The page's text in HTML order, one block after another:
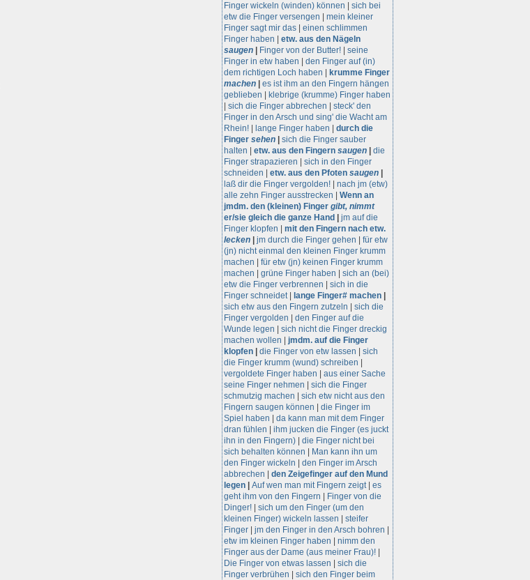
Finger wickeln (winden) können
sich bei
etw die Finger versengen
mein kleiner
Finger sagt mir das
einen schlimmen
Finger haben
etw. aus den Nägeln
saugen
Finger von der Butter!
seine
Finger in etw haben
den Finger auf (in)
dem richtigen Loch haben
krumme Finger
machen
es ist ihm an den Fingern hängen
geblieben
klebrige (krumme) Finger haben
sich die Finger abbrechen
steck' den
Finger in den Arsch und sing' die Wacht am
Rhein!
lange Finger haben
durch die
Finger sehen
sich die Finger sauber
halten
etw. aus den Fingern saugen
die
Finger strapazieren
sich in den Finger
schneiden
etw. aus den Pfoten saugen
laß dir die Finger vergolden!
nach jm (etw)
alle zehn Finger ausstrecken
Wenn an
jmdm. den (kleinen) Finger gibt, nimmt
er/sie gleich die ganze Hand
jm auf die
Finger klopfen
mit den Fingern nach etw.
lecken
jm durch die Finger gehen
für etw
(jn) nicht einmal den kleinen Finger krumm
machen
für etw (jn) keinen Finger krumm
machen
grüne Finger haben
sich an (bei)
etw die Finger verbrennen
sich in die
Finger schneidet| lange Finger# machen
sich etw aus den Fingern zutzeln
sich die
Finger vergolden
den Finger auf die
Wunde legen
sich nicht die Finger dreckig
machen wollen
jmdm. auf die Finger
klopfen
die Finger von etw lassen
sich
die Finger krumm (wund) schreiben
vergoldete Finger haben
aus einer Sache
seine Finger nehmen
sich die Finger
schmutzig machen
sich etw nicht aus den
Fingern saugen können
die Finger im
Spiel haben
da kann man mit dem Finger
dran fühlen
ihm jucken die Finger (es juckt
ihn in den Fingern)
die Finger nicht bei
sich behalten können
Man kann ihn um
den Finger wickeln
den Finger im Arsch
abbrechen
den Zeigefinger auf den Mund
legen
Auf wen man mit Fingern zeigt| es
geht ihm von den Fingern
Finger von die
Dinger!
sich um den Finger (um den
kleinen Finger) wickeln lassen
steifer
Finger
jm den Finger in den Arsch bohren
etw im kleinen Finger haben
nimm den
Finger aus der Dame (aus meiner Frau)!
Die Finger von etwas lassen
sich die
Finger verbrühen
sich den Finger beim